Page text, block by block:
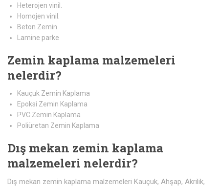
Heterojen vinil.
Homojen vinil.
Beton Zemin
Lamine parke
Zemin kaplama malzemeleri
nelerdir?
Kauçuk Zemin Kaplama
Epoksi Zemin Kaplama
PVC Zemin Kaplama
Poliüretan Zemin Kaplama
Dış mekan zemin kaplama
malzemeleri nelerdir?
Dış mekan zemin kaplama malzemeleri Kauçuk, Ahşap, Akrilik,